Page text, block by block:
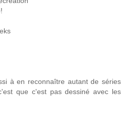
à en reconnaître autant de séries
que c'est pas dessiné avec les